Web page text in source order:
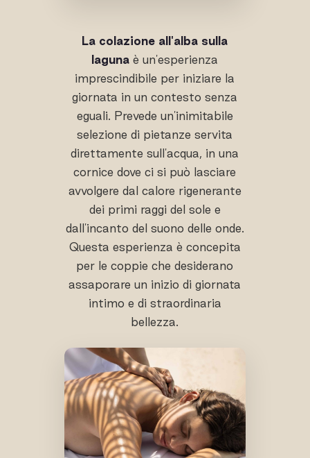
La colazione all'alba sulla
laguna è un'esperienza
imprescindibile per iniziare la
giornata in un contesto senza
eguali. Prevede un'inimitabile
selezione di pietanze servita
direttamente sull'acqua, in una
cornice dove ci si può lasciare
avvolgere dal calore rigenerante
dei primi raggi del sole e
dall'incanto del suono delle onde.
Questa esperienza è concepita
per le coppie che desiderano
assaporare un inizio di giornata
intimo e di straordinaria
bellezza.